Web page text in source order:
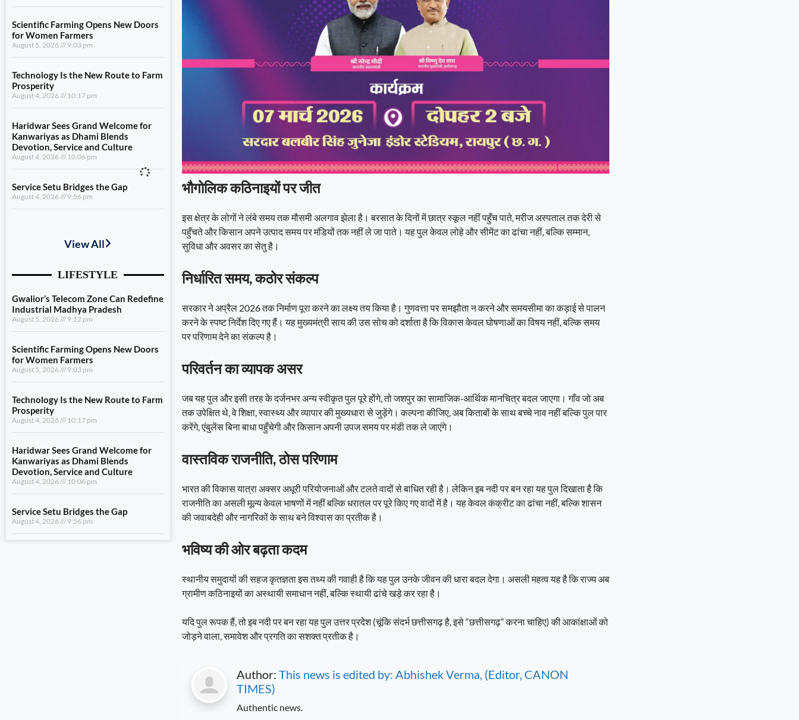
Scientific Farming Opens New Doors
for Women Farmers
August 5, 2026 9:03 pm
Technology Is the New Route to Farm
Prosperity
August 4, 2026 10:17 pm
Haridwar Sees Grand Welcome for
Kanwariyas as Dhami Blends
Devotion, Service and Culture
August 4, 2026 10:06 pm
Service Setu Bridges the Gap
August 4, 2026 9:56 pm
Industrial Madhya Pradesh
9:12 pm
Scientific Farming Opens New Doors
August 5, 2026 9:03 pm
August 4, 2026 10:17 pm
Devotion, Service and Culture
August 4, 2026
August 4, 2026 9:56 pm
भौगोलिक कठिनाइयों पर जीत
इस क्षेत्र के लोगों ने लंबे समय तक मौसमी अलगाव झेला है। बरसात के दिनों में छात्र स्कूल नहीं पहुँच पाते, मरीज अस्पताल तक देरी से
पहुँचते और किसान अपने उत्पाद समय पर मंडियों तक नहीं ले जा पाते। यह पुल केवल लोहे और सीमेंट का ढांचा नहीं, बल्कि सम्मान,
सुविधा और अवसर का सेतु है।
निर्धारित समय, कठोर संकल्प
सरकार ने अप्रैल 2026 तक निर्माण पूरा करने का लक्ष्य तय किया है। गुणवत्ता पर समझौता न करने और समयसीमा का कड़ाई से पालन
करने के स्पष्ट निर्देश दिए गए हैं। यह मुख्यमंत्री साय की उस सोच को दर्शाता है कि विकास केवल घोषणाओं का विषय नहीं, बल्कि समय
पर परिणाम देने का संकल्प है।
परिवर्तन का व्यापक असर
जब यह पुल और इसी तरह के दर्जनभर अन्य स्वीकृत पुल पूरे होंगे, तो जशपुर का सामाजिक-आर्थिक मानचित्र बदल जाएगा। गाँव जो अब
तक उपेक्षित थे, वे शिक्षा, स्वास्थ्य और व्यापार की मुख्यधारा से जुड़ेंगे। कल्पना कीजिए, अब किताबों के साथ बच्चे नाव नहीं बल्कि पुल पार
करेंगे, एंबुलेंस बिना बाधा पहुँचेगी और किसान अपनी उपज समय पर मंडी तक ले जाएंगे।
वास्तविक राजनीति, ठोस परिणाम
भारत की विकास यात्रा अक्सर अधूरी परियोजनाओं और टलते वादों से बाधित रही है। लेकिन इब नदी पर बन रहा यह पुल दिखाता है कि
राजनीति का असली मूल्य केवल भाषणों में नहीं बल्कि धरातल पर पूरे किए गए वादों में है। यह केवल कंक्रीट का ढांचा नहीं, बल्कि शासन
की जवाबदेही और नागरिकों के साथ बने विश्वास का प्रतीक है।
भविष्य की ओर बढ़ता कदम
स्थानीय समुदायों की सहज कृतज्ञता इस तथ्य की गवाही है कि यह पुल उनके जीवन की धारा बदल देगा। असली महत्व यह है कि राज्य अब
ग्रामीण कठिनाइयों का अस्थायी समाधान नहीं, बल्कि स्थायी ढांचे खड़े कर रहा है।
यदि पुल रूपक हैं, तो इब नदी पर बन रहा यह पुल उत्तर प्रदेश (चूंकि संदर्भ छत्तीसगढ़ है, इसे “छत्तीसगढ़” करना चाहिए) की आकांक्षाओं को
जोड़ने वाला, समावेश और प्रगति का सशक्त प्रतीक है।
Author: This news is edited by: Abhishek Verma, (Editor, CANON
TIMES)
Authentic news.